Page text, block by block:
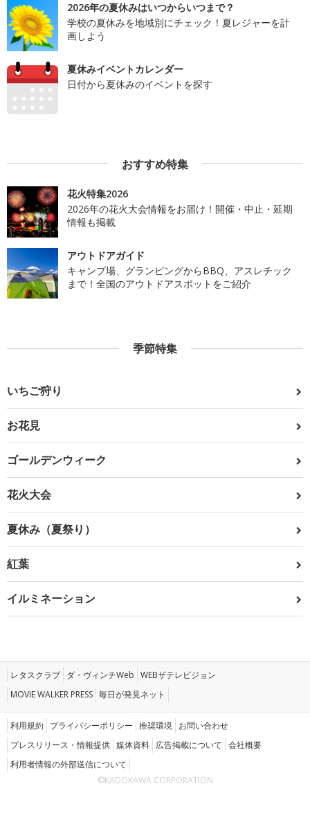
2026年の夏休みはいつからいつまで？
学校の夏休みを地域別にチェック！夏レジャーを計
画しよう
夏休みイベントカレンダー
日付から夏休みのイベントを探す
おすすめ特集
花火特集2026
2026年の花火大会情報をお届け！開催・中止・延期
情報も掲載
アウトドアガイド
キャンプ場、グランピングからBBQ、アスレチック
まで！全国のアウトドアスポットをご紹介
季節特集
いちご狩り
お花見
ゴールデンウィーク
花火大会
夏休み（夏祭り）
紅葉
イルミネーション
レタスクラブ ダ・ヴィンチWeb WEBザテレビジョン
MOVIE WALKER PRESS 毎日が発見ネット
利用規約 プライバシーポリシー 推奨環境 お問い合わせ
プレスリリース・情報提供 媒体資料 広告掲載について 会社概要
利用者情報の外部送信について
©KADOKAWA CORPORATION